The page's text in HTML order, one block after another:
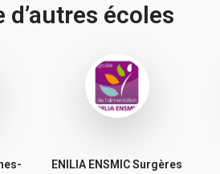
d’autres écoles
ENILIA ENSMIC Surgères